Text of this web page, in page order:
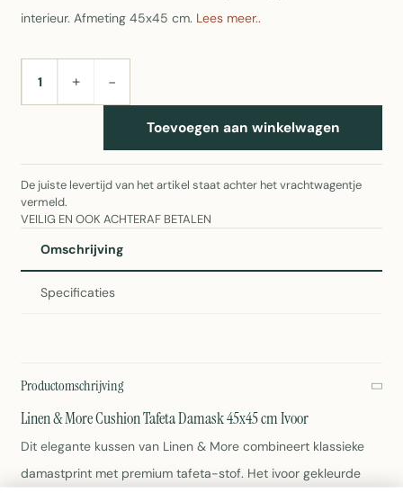
interieur. Afmeting 45x45 cm. Lees meer..
AANTAL+ −
Toevoegen aan winkelwagen
De juiste levertijd van het artikel staat achter het vrachtwagentje
vermeld.
VEILIG EN OOK ACHTERAF BETALEN
Omschrijving
Specificaties
Productomschrijving
Linen & More Cushion Tafeta Damask 45x45 cm Ivoor
Dit elegante kussen van Linen & More combineert klassieke
damastprint met premium tafeta-stof. Het ivoor gekleurde